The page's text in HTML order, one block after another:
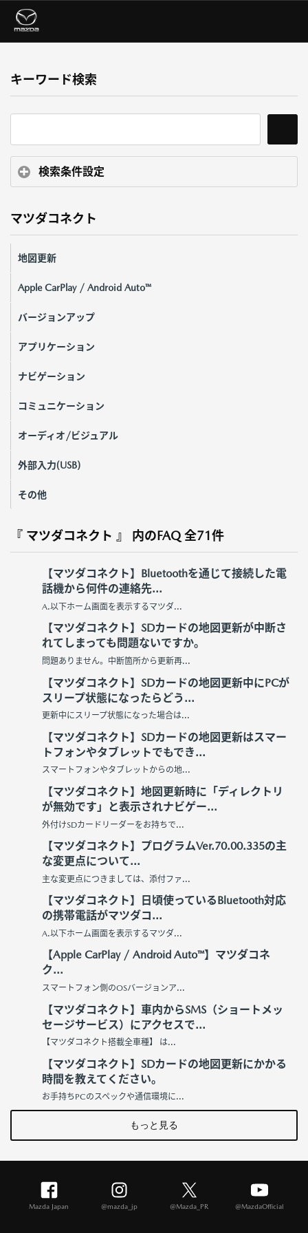
キーワード検索
検索条件設定
マツダコネクト
地図更新
Apple CarPlay / Android Auto™
バージョンアップ
アプリケーション
ナビゲーション
コミュニケーション
オーディオ/ビジュアル
外部入力(USB)
その他
『 マツダコネクト 』 内のFAQ 全71件
【マツダコネクト】Bluetoothを通じて接続した電
話機から何件の連絡先...
A.以下ホーム画面を表示するマツダ...
【マツダコネクト】SDカードの地図更新が中断さ
れてしまっても問題ないですか。
問題ありません。中断箇所から更新再...
【マツダコネクト】SDカードの地図更新中にPCが
スリープ状態になったらどう...
更新中にスリープ状態になった場合は...
【マツダコネクト】SDカードの地図更新はスマー
トフォンやタブレットでもでき...
スマートフォンやタブレットからの地...
【マツダコネクト】地図更新時に「ディレクトリ
が無効です」と表示されナビゲー...
外付けSDカードリーダーをお持ちで...
【マツダコネクト】プログラムVer.70.00.335の主
な変更点について...
主な変更点につきましては、添付ファ...
【マツダコネクト】日頃使っているBluetooth対応
の携帯電話がマツダコ...
A.以下ホーム画面を表示するマツダ...
【Apple CarPlay / Android Auto™】マツダコネ
ク...
スマートフォン側のOSバージョンア...
【マツダコネクト】車内からSMS（ショートメッ
セージサービス）にアクセスで...
【マツダコネクト搭載全車種】 は...
【マツダコネクト】SDカードの地図更新にかかる
時間を教えてください。
お手持ちPCのスペックや通信環境に...
もっと見る
Mazda Japan @mazda_jp @Mazda_PR @MazdaOfficial